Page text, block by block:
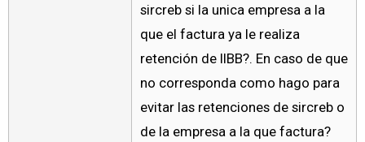
sircreb si la unica empresa a la
que el factura ya le realiza
retención de IIBB?. En caso de que
no corresponda como hago para
evitar las retenciones de sircreb o
de la empresa a la que factura?